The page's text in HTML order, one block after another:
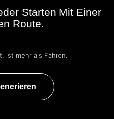
Starten Mit Einer
Route.
ist mehr als Fahren.